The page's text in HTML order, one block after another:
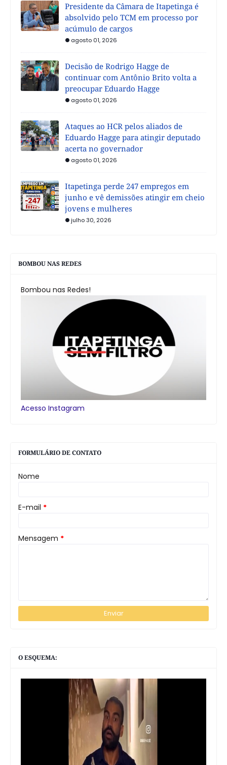
Presidente da Câmara de Itapetinga é
absolvido pelo TCM em processo por
acúmulo de cargos
agosto 01, 2026
Decisão de Rodrigo Hagge de
continuar com Antônio Brito volta a
preocupar Eduardo Hagge
agosto 01, 2026
Ataques ao HCR pelos aliados de
Eduardo Hagge para atingir deputado
acerta no governador
agosto 01, 2026
Itapetinga perde 247 empregos em
junho e vê demissões atingir em cheio
jovens e mulheres
julho 30, 2026
BOMBOU NAS REDES
Bombou nas Redes!
Acesso Instagram
FORMULÁRIO DE CONTATO
Nome
E-mail *
Mensagem *
O ESQUEMA: